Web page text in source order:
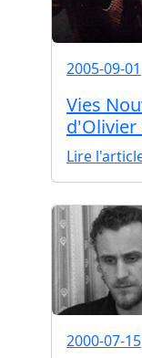
2005-09-01
Vies
d'Olivier
Lire
2000-07-15